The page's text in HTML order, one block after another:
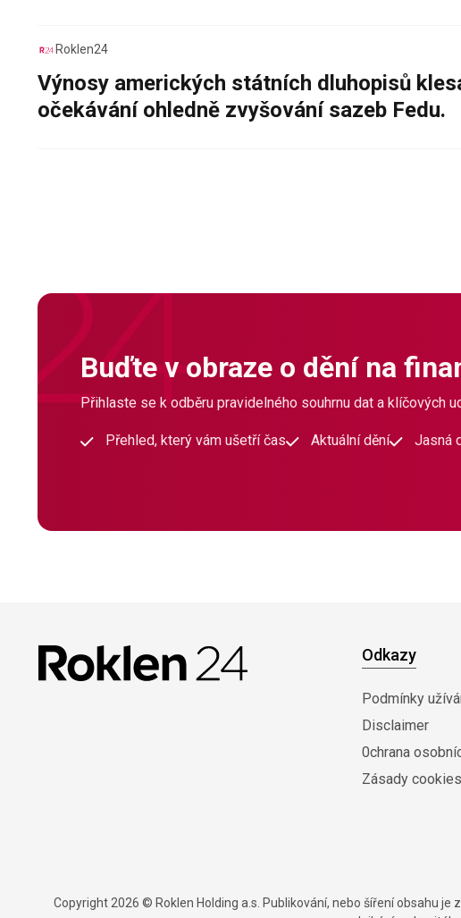
Roklen24
Výnosy amerických státních dluhopisů
očekávání ohledně zvyšování sazeb Fedu.
Buďte v obraze o dění na
Přihlaste se k odběru pravidelného souhrnu dat a klíčových
Přehled, který vám ušetří čas Aktuální dění Jasná
Odkazy
Podmínky
Disclaimer
0chrana
Zásady
Copyright 2026 © Roklen Holding a.s. Publikování, nebo šíření obsahu